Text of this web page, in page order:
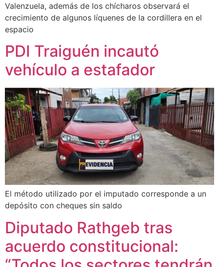
Valenzuela, además de los chícharos observará el
crecimiento de algunos líquenes de la cordillera en el
espacio
PDI Traiguén incautó
vehículo a estafador
El método utilizado por el imputado corresponde a un
depósito con cheques sin saldo
Diputado Rathgeb tras
acuerdo constitucional: